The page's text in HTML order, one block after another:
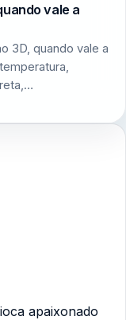
vale a
3D, quando vale a
apaixonado